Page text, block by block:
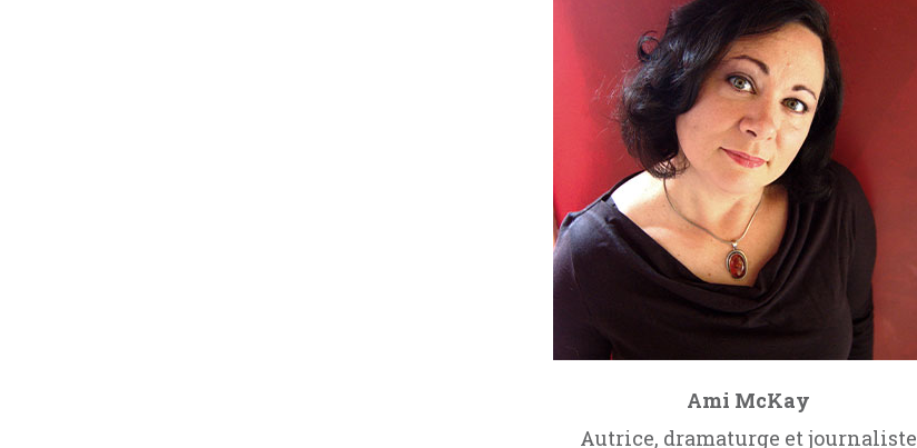
Ami McKay
Autrice, dramaturge et journaliste